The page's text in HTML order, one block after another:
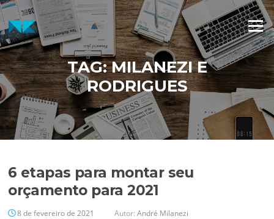
Pular
para
o
conteúdo
Menu
TAG:MILANEZI E
RODRIGUES
6 etapas para montar seu
orçamento para 2021
8 de fevereiro de 2021 Autor:André Milanezi